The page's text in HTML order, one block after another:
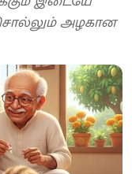
அழகான